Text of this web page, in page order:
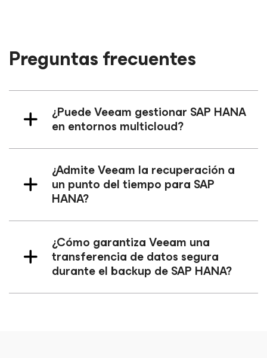
Preguntas frecuentes
¿Puede Veeam gestionar SAP HANA
en entornos multicloud?
¿Admite Veeam la recuperación a
un punto del tiempo para SAP
HANA?
¿Cómo garantiza Veeam una
transferencia de datos segura
durante el backup de SAP HANA?